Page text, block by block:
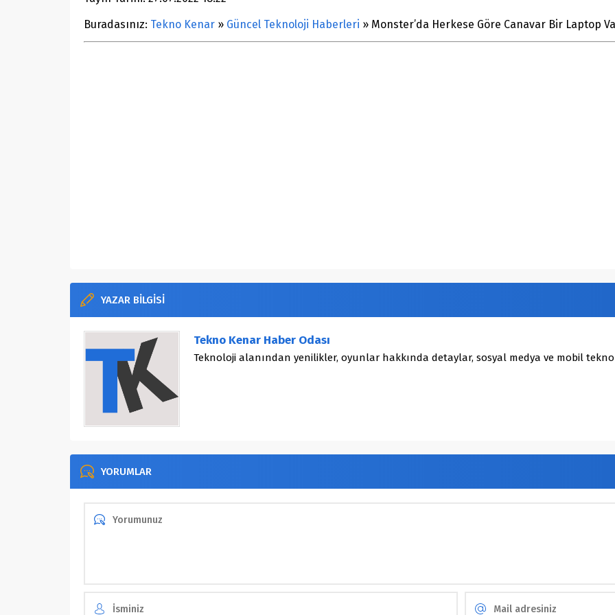
Buradasınız: Tekno Kenar » Güncel Teknoloji Haberleri » Monster’da Herkese Göre Canavar Bir Laptop
YAZAR BİLGİSİ
Tekno Kenar Haber Odası
Teknoloji alanından yenilikler, oyunlar hakkında detaylar, sosyal medya ve mobil
YORUMLAR